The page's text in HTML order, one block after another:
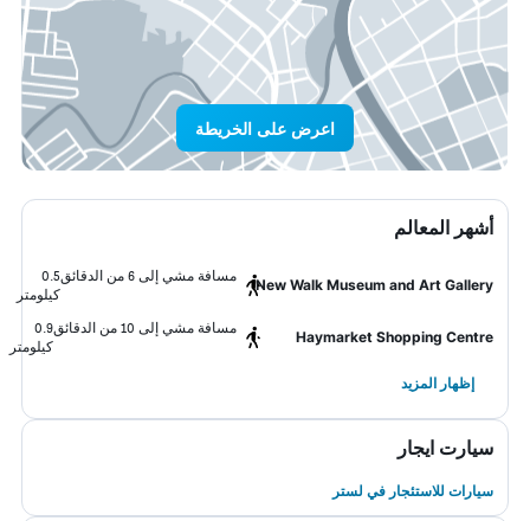
اعرض على الخريطة
أشهر المعالم
New Walk Museum and Art Gallery
مسافة مشي إلى 6 من الدقائق
0.5
كيلومتر
Haymarket Shopping Centre
مسافة مشي إلى 10 من الدقائق
0.9
كيلومتر
إظهار المزيد
سيارت ايجار
سيارات للاستئجار في لستر